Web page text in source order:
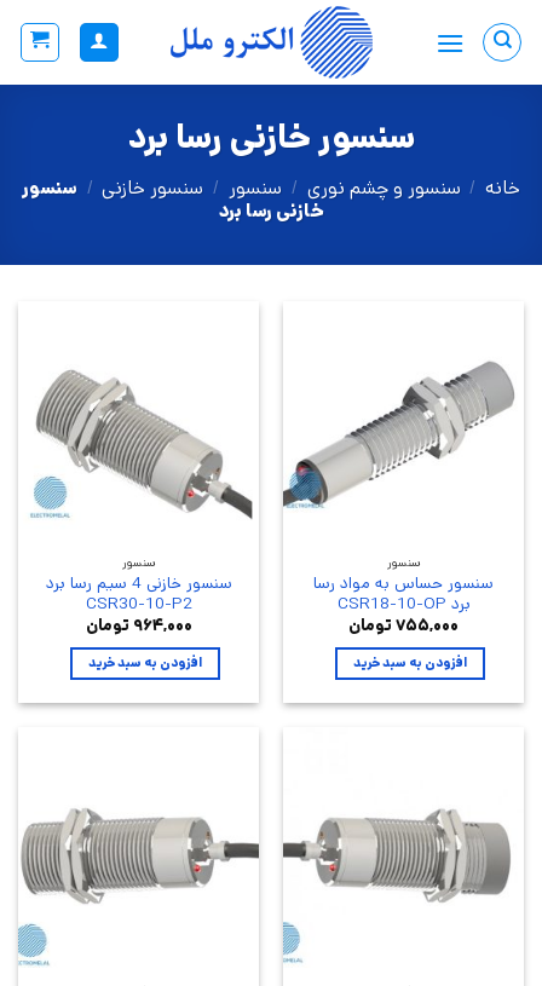
سنسور خازنی رسا برد
خانه / سنسور و چشم نوری / سنسور / سنسور خازنی / سنسور
خازنی رسا برد
سنسور
سنسور حساس به مواد رسا
برد CSR18-10-OP
۷۵۵,۰۰۰ تومان
افزودن به سبد خرید
سنسور
سنسور خازنی 4 سیم رسا برد
CSR30-10-P2
۹۶۴,۰۰۰ تومان
افزودن به سبد خرید